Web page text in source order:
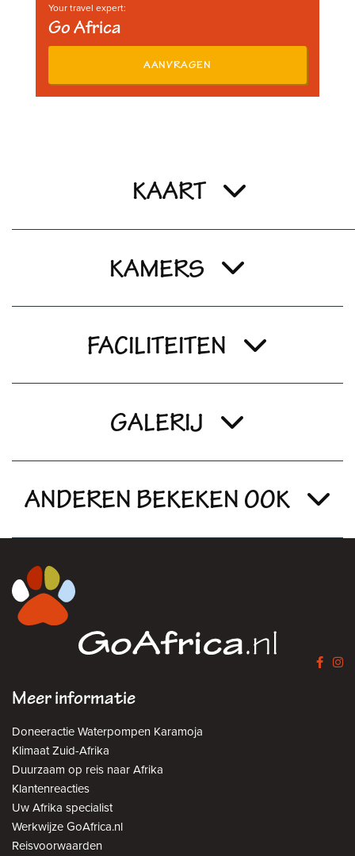
Your travel expert:
Go Africa
AANVRAGEN
KAART
KAMERS
FACILITEITEN
GALERIJ
ANDEREN BEKEKEN OOK
Meer informatie
Doneeractie Waterpompen Karamoja
Klimaat Zuid-Afrika
Duurzaam op reis naar Afrika
Klantenreacties
Uw Afrika specialist
Werkwijze GoAfrica.nl
Reisvoorwaarden